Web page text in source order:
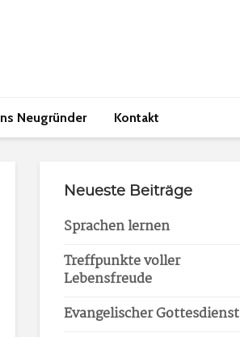
Neugründer Kontakt
Neueste Beiträge
Sprachen lernen
Treffpunkte voller
Lebensfreude
Evangelischer Gottesdienst